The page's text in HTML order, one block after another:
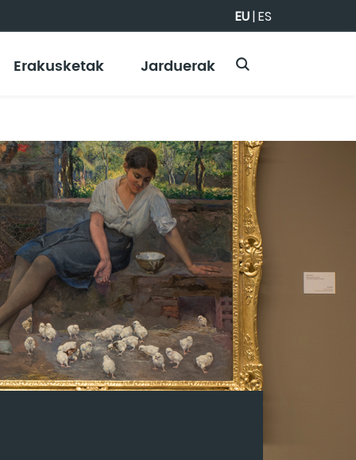
EU|ES
Erakusketak Jarduerak